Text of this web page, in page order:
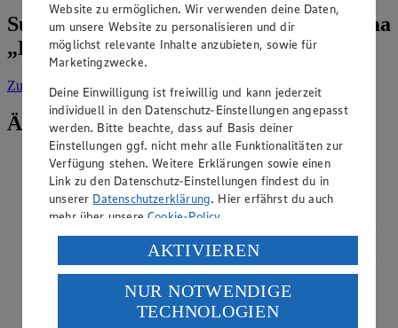
Suche weitere Tipps & Tricks zum Thema
„Fleisch & Wurst“
Zur Suche vorgefiltert nach Kategorie: Fleisch & Wurst
Ähnliche Inhalte
Was unterscheidet Pinkel und Bregenwurst?
Kategorie:Fleisch & Wurst
ihre Zutaten und Herstellung. Pinkel ist eine geräucherte
Grützwurst aus Muskelfleisch, Schweinespeck, Hafer- oder
Gerstengrütze, Zwiebeln, Salz und Pfeffer, gefüllt in
Naturdarm. Bregenwurst …
Website zu ermöglichen. Wir verwenden deine Daten,
um unsere Website zu personalisieren und dir
möglichst relevante Inhalte anzubieten, sowie für
Marketingzwecke.
Deine Einwilligung ist freiwillig und kann jederzeit
individuell in den Datenschutz-Einstellungen angepasst
werden. Bitte beachte, dass auf Basis deiner
Einstellungen ggf. nicht mehr alle Funktionalitäten zur
Verfügung stehen. Weitere Erklärungen sowie einen
Link zu den Datenschutz-Einstellungen findest du in
unserer Datenschutzerklärung. Hier erfährst du auch
mehr über unsereCookie-Policy.
Verarbeitung deiner personenbezogenen Daten in den
USA durch Facebook und YouTube:
Wenn du auf „Aktivieren“ klickst, willigst du im Sinne
des Art. 49 Abs. 1 Satz 1 lit. a) DSGVO ein, dass deine
AKTIVIEREN
NUR NOTWENDIGE
TECHNOLOGIEN